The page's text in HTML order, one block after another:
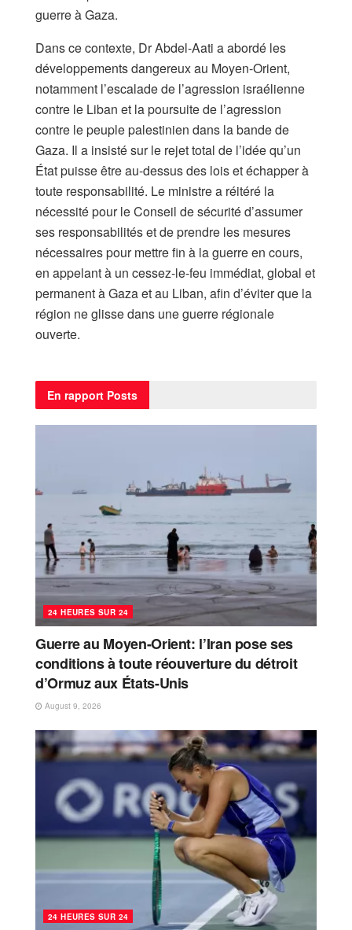
guerre à Gaza.
Dans ce contexte, Dr Abdel-Aati a abordé les
développements dangereux au Moyen-Orient,
notamment l’escalade de l’agression israélienne
contre le Liban et la poursuite de l’agression
contre le peuple palestinien dans la bande de
Gaza. Il a insisté sur le rejet total de l’idée qu’un
État puisse être au-dessus des lois et échapper à
toute responsabilité. Le ministre a réitéré la
nécessité pour le Conseil de sécurité d’assumer
ses responsabilités et de prendre les mesures
nécessaires pour mettre fin à la guerre en cours,
en appelant à un cessez-le-feu immédiat, global et
permanent à Gaza et au Liban, afin d’éviter que la
région ne glisse dans une guerre régionale
ouverte.
En rapport Posts
24 HEURES SUR 24
Guerre au Moyen-Orient: l’Iran pose ses
conditions à toute réouverture du détroit
d’Ormuz aux États-Unis
August 9, 2026
24 HEURES SUR 24